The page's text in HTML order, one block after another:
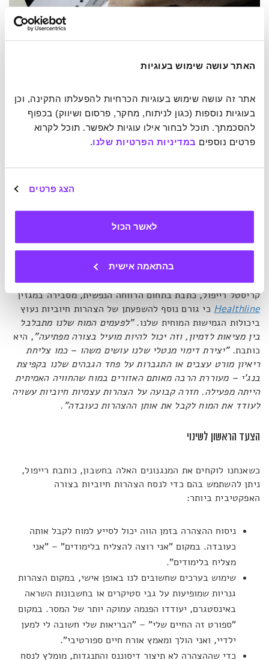
האתר עושה שימוש בעוגיות
פרטים נוספים במדיניות הפרטיות שלנו.
הצג פרטים
לאשר הכול
בהתאמה אישית
חזרה על הצהרות חיוביות עשויה להוריד את הלחץ לקראת מבחן חשוב.
מחקרים אחרים הראו כי תרגול הצהרות חיוביות מעורר את אזורי
האלה. הם ממש מפעילים את מערכת הגמול, וזו כמו מחלישה את
רעש אזעקות החירום של מנגנון הלחץ שלנו בדרכים שיכולות
קריסטל רייפול, כתבת בתחום הרווחה הנפשית, מסבירה במגזין
Healthline כי גורם נוסף להשפעתן של הצהרות חיוביות נעוץ
ביכולות הגמישות המוחית שלנו."לפעמים המוח שלנו מתבלבל
בין מציאות לדמיון, וזה יכול להיות מועיל בצורה מפתיעה", היא
כותבת. "יצירת דימוי מנטלי שלנו עושים משהו – כמו צליחת
ריאיון מורט עצבים או התגברות על פחד הגבהים שלנו בקפיצת
בנג'י – מעוררת הרבה מאותם האזורים במוח שהחוויה האמיתית
הייתה מפעילה. חזרה קבועה על הצהרות עצמיות חיוביות עשויה
לעודד את המוח לקבל את אותן ההצהרות כעובדה".
הצעד הראשון לשינוי
כשאנחנו לוקחים את המנגנונים האלה בחשבון, כותבת רייפול,
ניתן להשתמש בהם כדי לנסח הצהרות חיוביות בצורה
האפקטיבית ביותר:
ניסוח ההצהרה בזמן הווה יכול לסייע למוח לקבל אותה
כעובדה. במקום "אני רוצה להצליח בלימודים" – "אני
מצליח בלימודים".
שימוש בערכים שחשובים לנו באופן אישי, במקום הצהרות
גנריות שמופיעות על גבי סטיקרים או בחשבונות השראה
באינסטגרם, יעודדו הפנמה עמוקה יותר של המסר. במקום
"ספורט זה החיים שלי" – "הבריאות שלי חשובה לי למען
ילדיי, ואני הולך ומאמץ אורח חיים ספורטיבי".
כדי שההצהרה לא תיצור דיסוננס והתנגדות, מומלץ לנסח